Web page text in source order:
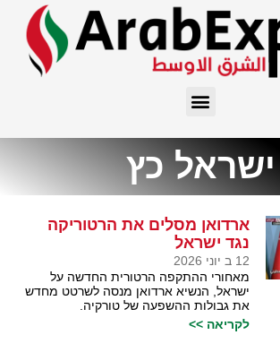
ישראל כץ
ארדואן מסלים את הרטוריקה
נגד ישראל
12 ב יוני 2026
מאחורי ההתקפה הרטורית החדשה על
ישראל, הנשיא ארדואן מנסה לשרטט מחדש
את גבולות ההשפעה של טורקיה.
לקריאה >>